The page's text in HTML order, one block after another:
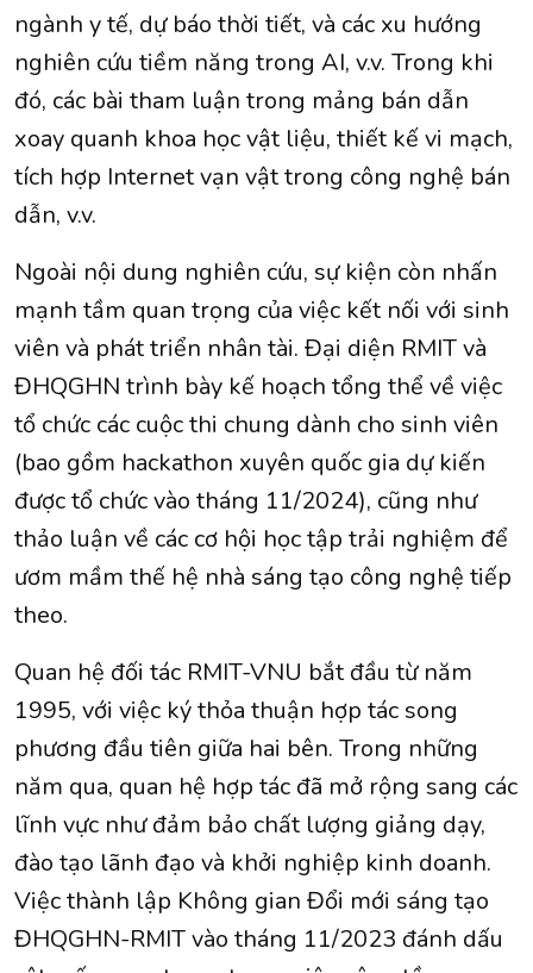
ngành y tế, dự báo thời tiết, và các xu hướng
nghiên cứu tiềm năng trong AI, v.v. Trong khi
đó, các bài tham luận trong mảng bán dẫn
xoay quanh khoa học vật liệu, thiết kế vi mạch,
tích hợp Internet vạn vật trong công nghệ bán
dẫn, v.v.
Ngoài nội dung nghiên cứu, sự kiện còn nhấn
mạnh tầm quan trọng của việc kết nối với sinh
viên và phát triển nhân tài. Đại diện RMIT và
ĐHQGHN trình bày kế hoạch tổng thể về việc
tổ chức các cuộc thi chung dành cho sinh viên
(bao gồm hackathon xuyên quốc gia dự kiến
được tổ chức vào tháng 11/2024), cũng như
thảo luận về các cơ hội học tập trải nghiệm để
ươm mầm thế hệ nhà sáng tạo công nghệ tiếp
theo.
Quan hệ đối tác RMIT-VNU bắt đầu từ năm
1995, với việc ký thỏa thuận hợp tác song
phương đầu tiên giữa hai bên. Trong những
năm qua, quan hệ hợp tác đã mở rộng sang các
lĩnh vực như đảm bảo chất lượng giảng dạy,
đào tạo lãnh đạo và khởi nghiệp kinh doanh.
Việc thành lập Không gian Đổi mới sáng tạo
ĐHQGHN-RMIT vào tháng 11/2023 đánh dấu